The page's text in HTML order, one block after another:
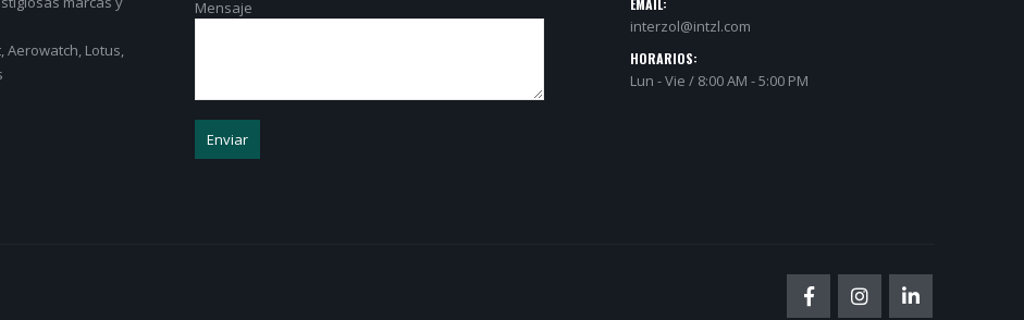
Lotus,
Mensaje
interzol@intzl.com
HORARIOS:
Lun - Vie / 8:00 AM - 5:00 PM